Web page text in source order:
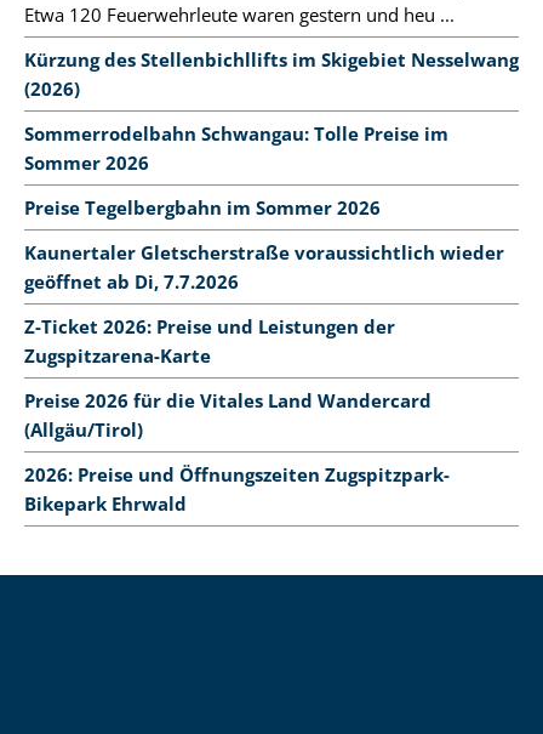
Etwa 120 Feuerwehrleute waren gestern und heu ...
Kürzung des Stellenbichllifts im Skigebiet Nesselwang
(2026)
Sommerrodelbahn Schwangau: Tolle Preise im
Sommer 2026
Preise Tegelbergbahn im Sommer 2026
Kaunertaler Gletscherstraße voraussichtlich wieder
geöffnet ab Di, 7.7.2026
Z-Ticket 2026: Preise und Leistungen der
Zugspitzarena-Karte
Preise 2026 für die Vitales Land Wandercard
(Allgäu/Tirol)
2026: Preise und Öffnungszeiten Zugspitzpark-
Bikepark Ehrwald